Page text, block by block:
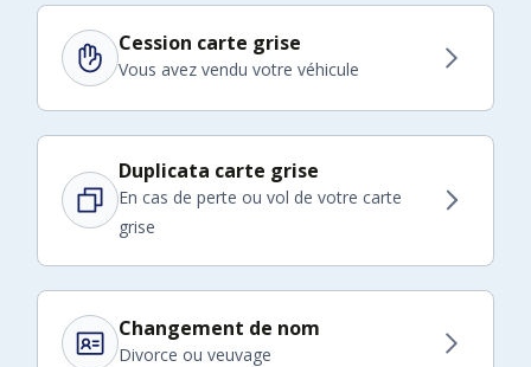
Cession carte grise
Vous avez vendu votre véhicule
Duplicata carte grise
En cas de perte ou vol de votre carte
grise
Changement de nom
Divorce ou veuvage